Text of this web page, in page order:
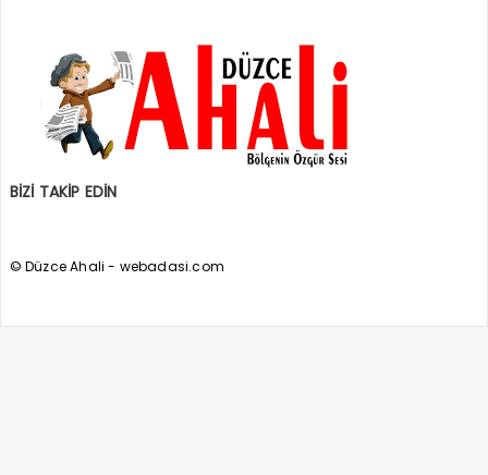
BİZİ TAKİP EDİN
© Düzce Ahali - webadasi.com